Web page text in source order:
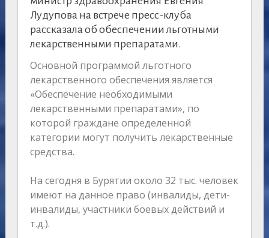
Лудупова на встрече пресс-клуба
рассказала об обеспечении льготными
лекарственными препаратами.
Основной программой льготного
лекарственного обеспечения является
«Обеспечение необходимыми
лекарственными препаратами», по
которой граждане определенной
категории могут получить лекарственные
средства.
На сегодня в Бурятии около 32 тыс. человек
имеют на данное право (инвалиды, дети-
инвалиды, участники боевых действий и
т.д.).